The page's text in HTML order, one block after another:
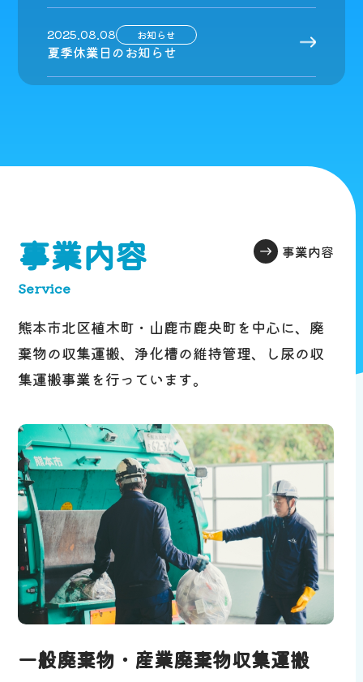
2025.08.08 お知らせ
夏季休業日のお知らせ
事業内容
Service
事業内容
熊本市北区植木町・山鹿市鹿央町を中心に、 廃
棄物の収集運搬、浄化槽の維持管理、し尿の収
集運搬事業を行っています。
一般廃棄物・産業廃棄物収集運搬